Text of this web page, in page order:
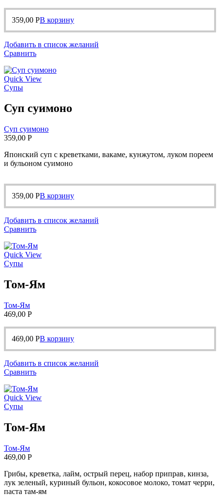
359,00 РВ корзину
Добавить в список желаний
Сравнить
Quick View
Супы
Суп суимоно
Суп суимоно
359,00 Р
Японский суп с креветками, вакаме, кунжутом, луком пореем
и бульоном суимоно
359,00 РВ корзину
Добавить в список желаний
Сравнить
Quick View
Супы
Том-Ям
Том-Ям
469,00 Р
469,00 РВ корзину
Добавить в список желаний
Сравнить
Quick View
Супы
Том-Ям
Том-Ям
469,00 Р
Грибы, креветка, лайм, острый перец, набор приправ, кинза,
лук зеленый, куриный бульон, кокосовое молоко, томат черри,
паста там-ям